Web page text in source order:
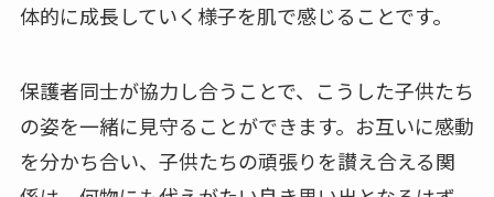
体的に成長していく様子を肌で感じることです。
保護者同士が協力し合うことで、こうした子供たち
の姿を一緒に見守ることができます。お互いに感動
を分かち合い、子供たちの頑張りを讃え合える関